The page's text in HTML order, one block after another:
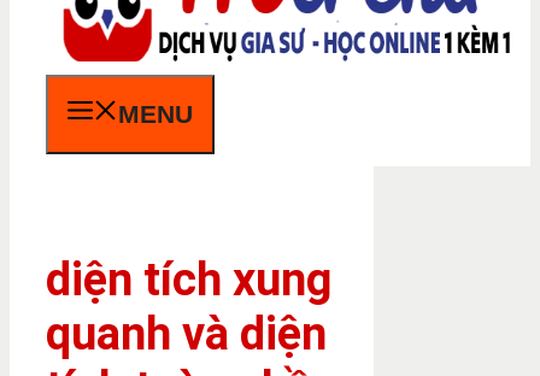
MENU
diện tích xung
quanh và diện